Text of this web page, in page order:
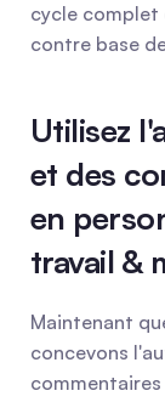
cycle
contre base
Utilisez
et des
en
travail &
Maintenant
concevons